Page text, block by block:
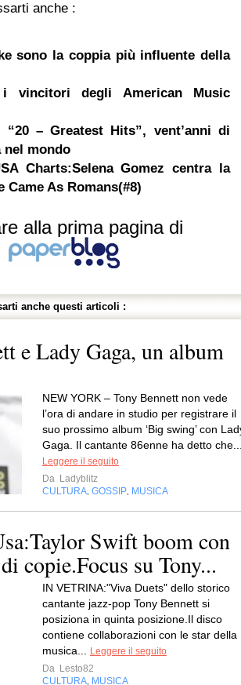
anche :
sono la coppia più influente della
vincitori degli American Music
“20 – Greatest Hits”, vent’anni di
nel mondo
Charts:Selena Gomez centra la
Came As Romans(#8)
alla prima pagina di
anche questi articoli :
e Lady Gaga, un album
NEW YORK – Tony Bennett non vede
l’ora di andare in studio per registrare il
suo prossimo album ‘Big swing’ con
Gaga. Il cantante 86enne ha detto
Leggere il seguito
Da Ladyblitz
CULTURA GOSSIP MUSICA
Swift boom con
copie.Focus su Tony...
IN VETRINA:"Viva Duets" dello storico
cantante jazz-pop Tony Bennett si
posiziona in quinta posizione.Il disco
contiene collaborazioni con le star della
musica...
Leggere il seguito
Da Lesto82
CULTURA MUSICA